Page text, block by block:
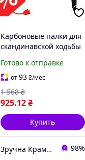
Карбоновые палки для
скандинавской ходьбы
ультралегкие для
походов и прогулок
Готово к отправке
от93₴/мес
925.12₴
1 568 ₴
Купить
Зручна Крамниця 98%